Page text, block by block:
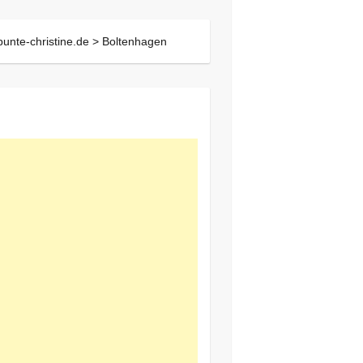
christine.de > Boltenhagen